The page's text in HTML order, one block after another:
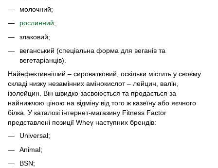
молочний;
рослинний;
злаковий;
веганський (спеціальна форма для веганів та
вегетаріанців).
Найефективніший – сироватковий, оскільки містить у своєму
складі низку незамінних амінокислот – лейцин, валін,
ізолейцин. Він швидко засвоюється та продається за
найнижчою ціною на відміну від того ж казеїну або яєчного
білка. У каталозі інтернет-магазину Fitness Factor
представлені позиції Whey наступних брендів:
Universal;
Animal;
BSN;